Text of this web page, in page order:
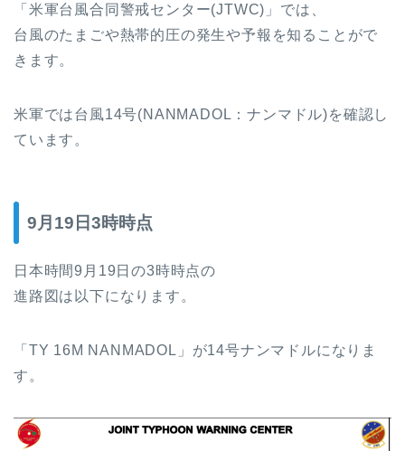
「米軍台風合同警戒センター(JTWC)」では、
台風のたまごや熱帯的圧の発生や予報を知ることがで
きます。
米軍では台風14号(NANMADOL：ナンマドル)を確認し
ています。
9月19日3時時点
日本時間9月19日の3時時点の
進路図は以下になります。
「TY 16M NANMADOL」が14号ナンマドルになりま
す。